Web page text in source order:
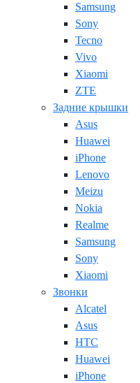
Samsung
Sony
Tecno
Vivo
Xiaomi
ZTE
Задние крышки
Asus
Huawei
iPhone
Lenovo
Meizu
Nokia
Realme
Samsung
Sony
Xiaomi
Звонки
Alcatel
Asus
HTC
Huawei
iPhone